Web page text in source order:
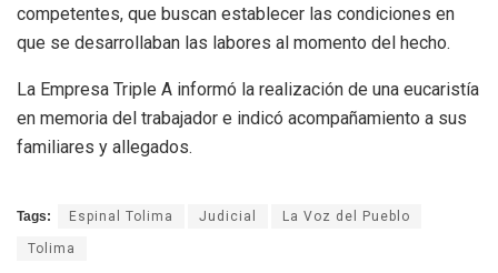
competentes, que buscan establecer las condiciones en
que se desarrollaban las labores al momento del hecho.
La Empresa Triple A informó la realización de una eucaristía
en memoria del trabajador e indicó acompañamiento a sus
familiares y allegados.
Tags: Espinal Tolima Judicial La Voz del Pueblo
Tolima